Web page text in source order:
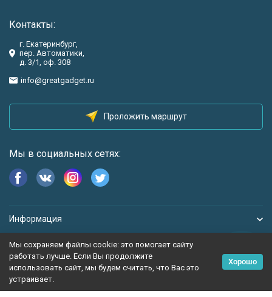
Контакты:
г. Екатеринбург,
пер. Автоматики,
д. 3/1, оф. 308
info@greatgadget.ru
Проложить маршрут
Мы в социальных сетях:
Информация
Политика персональных данных Карта сайта
Мы сохраняем файлы cookie: это помогает сайту
работать лучше. Если Вы продолжите
использовать сайт, мы будем считать, что Вас это
устраивает.
Хорошо